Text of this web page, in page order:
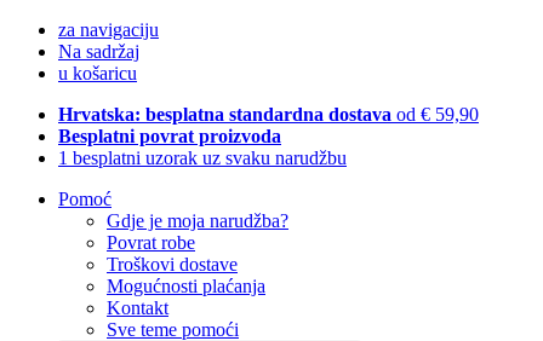
za navigaciju
Na sadržaj
u košaricu
Hrvatska: besplatna standardna dostava od € 59,90
Besplatni povrat proizvoda
1 besplatni uzorak uz svaku narudžbu
Pomoć
Gdje je moja narudžba?
Povrat robe
Troškovi dostave
Mogućnosti plaćanja
Kontakt
Sve teme pomoći